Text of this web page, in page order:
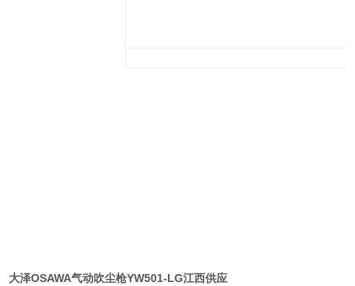
大泽OSAWA气动吹尘枪YW501-LG江西供应